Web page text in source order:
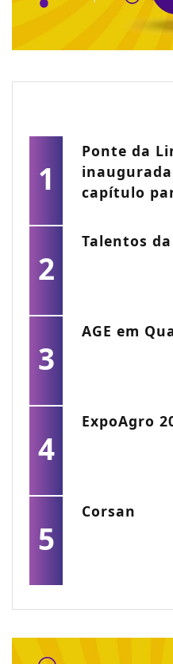
1
Ponte da
capítulo
2
Talentos
3
AGE em
4
ExpoAgro
5
Corsan